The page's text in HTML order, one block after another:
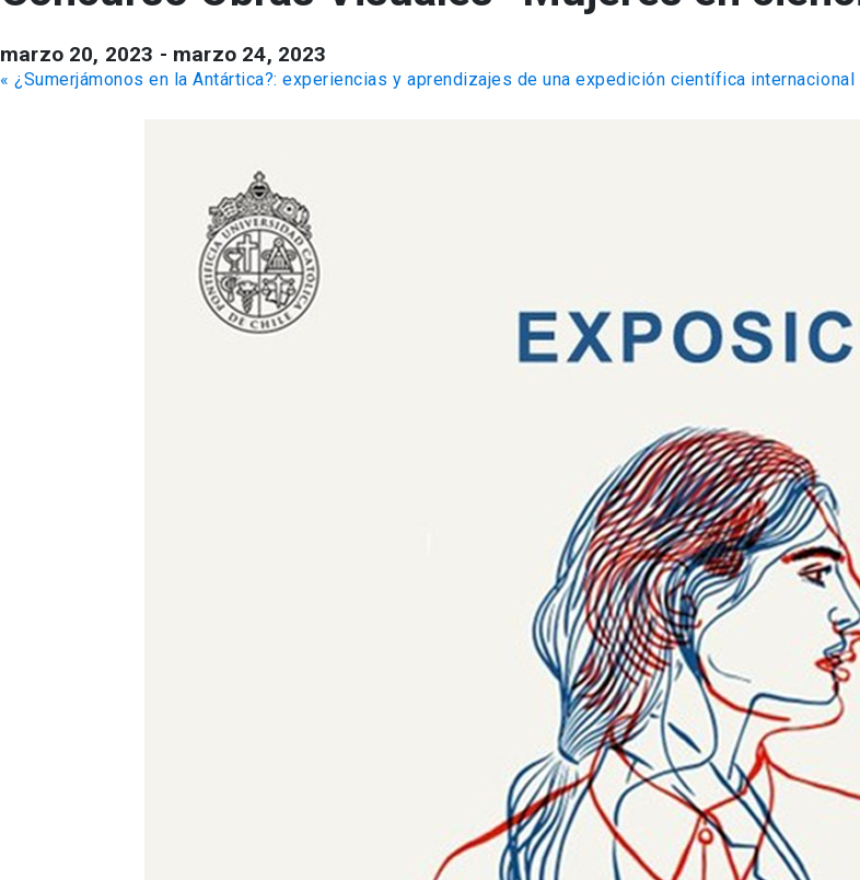
marzo 20, 2023 - marzo 24, 2023
« ¿Sumerjámonos en la Antártica?: experiencias y aprendizajes de una expedición científica